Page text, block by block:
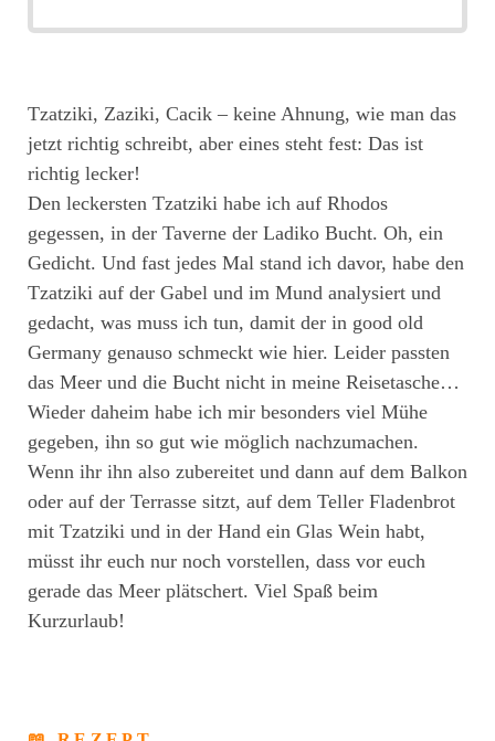
Tzatziki, Zaziki, Cacik – keine Ahnung, wie man das
jetzt richtig schreibt, aber eines steht fest: Das ist
richtig lecker!
Den leckersten Tzatziki habe ich auf Rhodos
gegessen, in der Taverne der Ladiko Bucht. Oh, ein
Gedicht. Und fast jedes Mal stand ich davor, habe den
Tzatziki auf der Gabel und im Mund analysiert und
gedacht, was muss ich tun, damit der in good old
Germany genauso schmeckt wie hier. Leider passten
das Meer und die Bucht nicht in meine Reisetasche…
Wieder daheim habe ich mir besonders viel Mühe
gegeben, ihn so gut wie möglich nachzumachen.
Wenn ihr ihn also zubereitet und dann auf dem Balkon
oder auf der Terrasse sitzt, auf dem Teller Fladenbrot
mit Tzatziki und in der Hand ein Glas Wein habt,
müsst ihr euch nur noch vorstellen, dass vor euch
gerade das Meer plätschert. Viel Spaß beim
Kurzurlaub!